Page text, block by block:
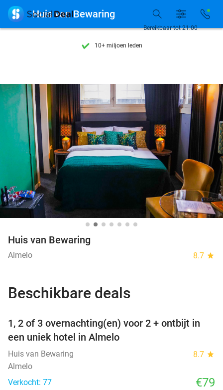
7 dagen per week beschikbaar
10+ miljoen leden
7 dagen per week beschikbaar
10+ miljoen leden
Bereikbaar tot 21:00
 Huis van Bewaring
Huis van Bewaring
Almelo 8.7 star
Beschikbare deals
1, 2 of 3 overnachting(en) voor 2 + ontbijt in
een uniek hotel in Almelo
Huis van Bewaring 8.7 star
Almelo
Verkocht: 77
€79